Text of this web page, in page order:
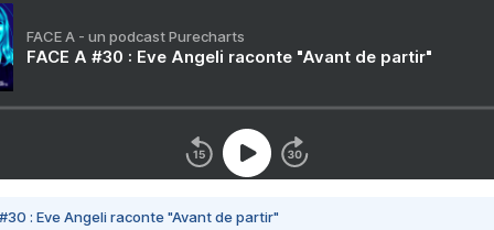
FACE A - un podcast Purecharts
FACE A #30 : Eve Angeli raconte "Avant de partir"
#30 : Eve Angeli raconte "Avant de partir"